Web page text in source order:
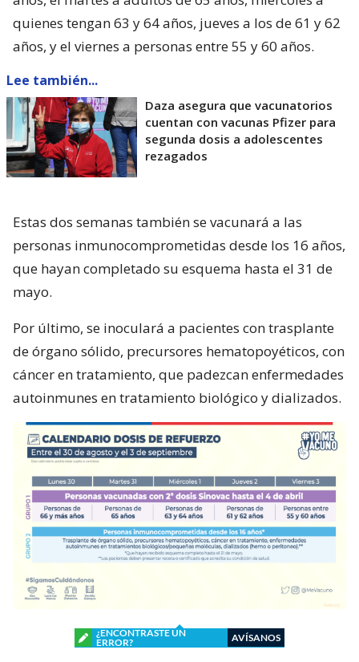
quienes tengan 63 y 64 años, jueves a los de 61 y 62
años, y el viernes a personas entre 55 y 60 años.
Lee también...
Daza asegura que vacunatorios
cuentan con vacunas Pfizer para
segunda dosis a adolescentes
rezagados
Estas dos semanas también se vacunará a las
personas inmunocomprometidas desde los 16 años,
que hayan completado su esquema hasta el 31 de
mayo.
Por último, se inoculará a pacientes con trasplante
de órgano sólido, precursores hematopoyéticos, con
cáncer en tratamiento, que padezcan enfermedades
autoinmunes en tratamiento biológico y dializados.
¿ENCONTRASTE UN
ERROR?
AVÍSANOS